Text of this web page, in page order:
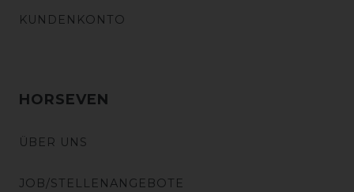
KUNDENKONTO
HORSEVEN
ÜBER UNS
JOB/STELLENANGEBOTE